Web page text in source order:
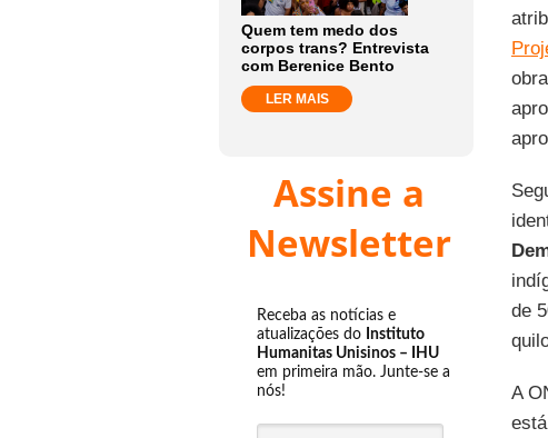
Quem tem medo dos
corpos trans? Entrevista
com Berenice Bento
LER MAIS
Assine a
Newsletter
Receba as notícias e
atualizações do Instituto
Humanitas Unisinos – IHU
em primeira mão. Junte-se a
nós!
de
A